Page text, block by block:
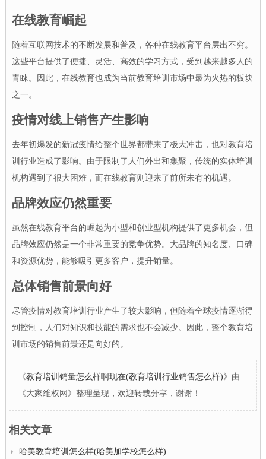
在线教育崛起
随着互联网技术的不断发展和普及，各种在线教育平台层出不穷。
这些平台提供了便捷、灵活、高效的学习方式，受到越来越多人的
青睐。因此，在线教育也成为当前教育培训市场中最为火热的板块
之一。
疫情对线上销售产生影响
去年初爆发的新冠疫情给整个世界都带来了极大冲击，也对教育培
训行业造成了影响。由于限制了人们外出和集聚，传统的实体培训
机构遇到了很大困难，而在线教育则迎来了前所未有的机遇。
品牌效应仍然重要
虽然在线教育平台的崛起为小型和创业型机构提供了更多机会，但
品牌效应仍然是一个非常重要的竞争优势。大品牌的知名度、口碑
和资源优势，能够吸引更多客户，提升销量。
总体销售前景向好
尽管疫情对教育培训行业产生了较大影响，但随着全球疫情逐渐得
到控制，人们对知识和技能的需求也不会减少。因此，整个教育培
训市场的销售前景还是向好的。
《教育培训销量怎么样啊现在(教育培训行业销售怎么样)》由
《大家维权网》整理呈现，欢迎转载分享，谢谢！
相关文章
哈美教育培训怎么样(哈美加学校怎么样)